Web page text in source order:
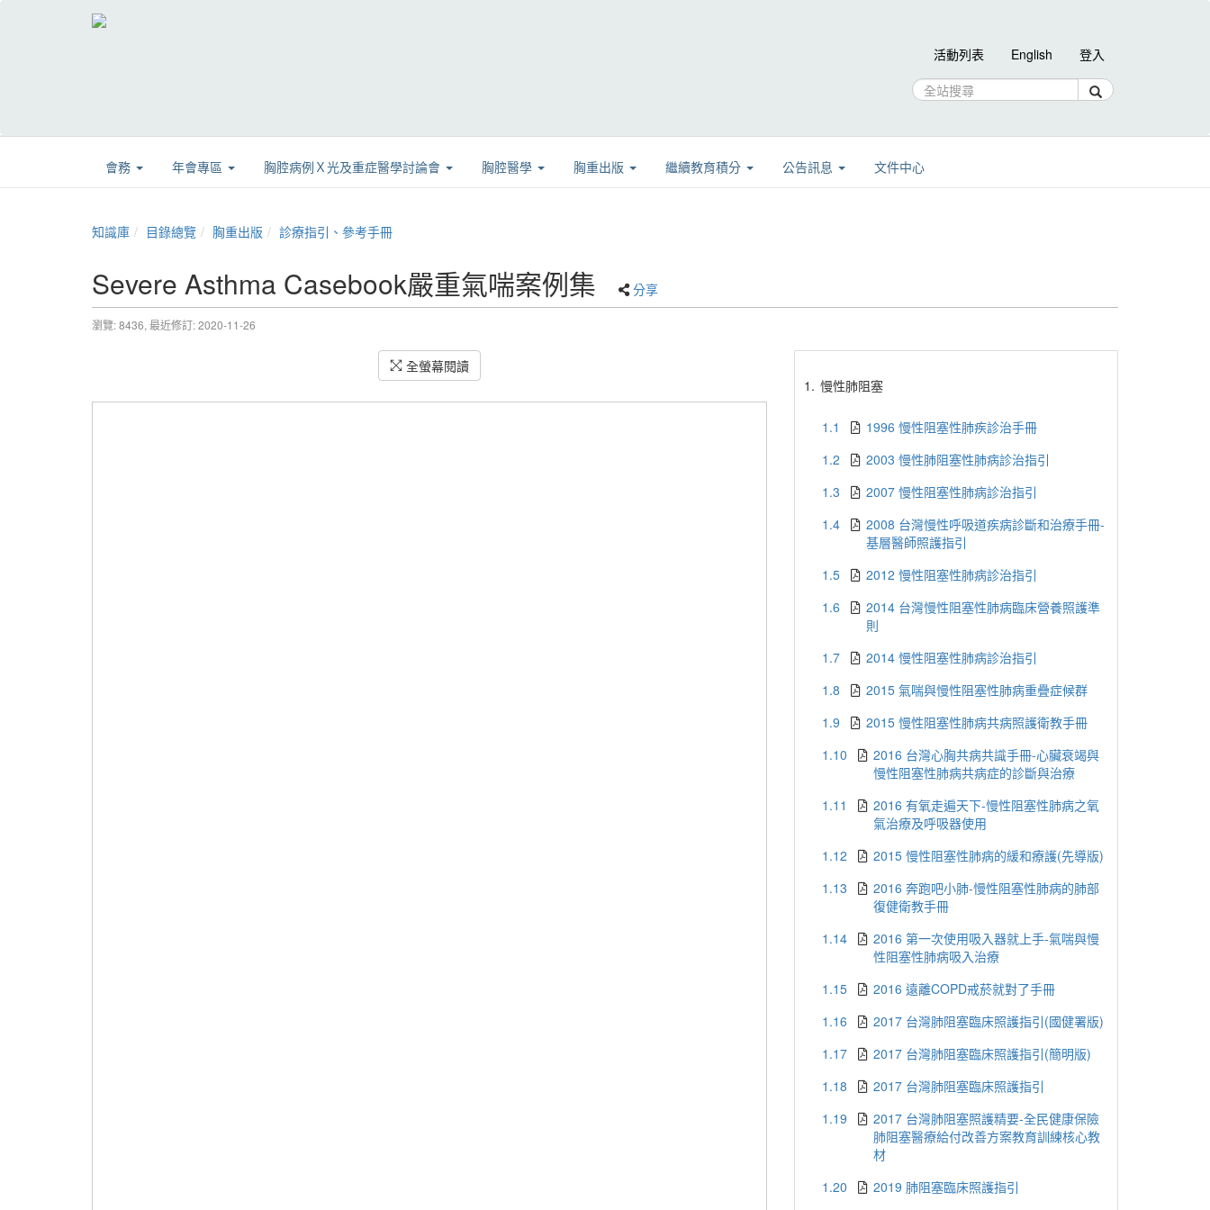
活動列表 English 登入
會務 年會專區 胸腔病例Ｘ光及重症醫學討論會 胸腔醫學 胸重出版 繼續教育積分 公告訊息 文件中心
知識庫 目錄總覽 胸重出版 診療指引、參考手冊
Severe Asthma Casebook嚴重氣喘案例集 分享
瀏覽: 8436, 最近修訂: 2020-11-26
全螢幕閱讀
1. 慢性肺阻塞
1.1
1996 慢性阻塞性肺疾診治手冊
1.2
2003 慢性肺阻塞性肺病診治指引
1.3
2007 慢性阻塞性肺病診治指引
1.4
2008 台灣慢性呼吸道疾病診斷和治療手冊-
基層醫師照護指引
1.5
2012 慢性阻塞性肺病診治指引
1.6
2014 台灣慢性阻塞性肺病臨床營養照護準
則
1.7
2014 慢性阻塞性肺病診治指引
1.8
2015 氣喘與慢性阻塞性肺病重疊症候群
1.9
2015 慢性阻塞性肺病共病照護衛教手冊
1.10
2016 台灣心胸共病共識手冊-心臟衰竭與
慢性阻塞性肺病共病症的診斷與治療
1.11
2016 有氧走遍天下-慢性阻塞性肺病之氧
氣治療及呼吸器使用
1.12
2015 慢性阻塞性肺病的緩和療護(先導版)
1.13
2016 奔跑吧小肺-慢性阻塞性肺病的肺部
復健衛教手冊
1.14
2016 第一次使用吸入器就上手-氣喘與慢
性阻塞性肺病吸入治療
1.15
2016 遠離COPD戒菸就對了手冊
1.16
2017 台灣肺阻塞臨床照護指引(國健署版)
1.17
2017 台灣肺阻塞臨床照護指引(簡明版)
1.18
2017 台灣肺阻塞臨床照護指引
1.19
2017 台灣肺阻塞照護精要-全民健康保險
肺阻塞醫療給付改善方案教育訓練核心教
材
1.20
2019 肺阻塞臨床照護指引